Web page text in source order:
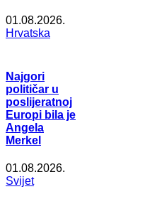
01.08.2026.
Hrvatska
Najgori
političar u
poslijeratnoj
Europi bila je
Angela
Merkel
01.08.2026.
Svijet